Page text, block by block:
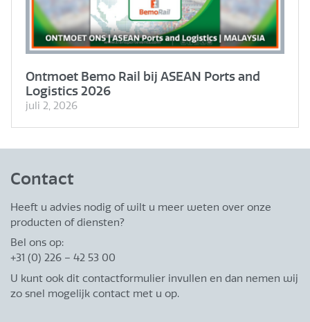
Ontmoet Bemo Rail bij ASEAN Ports and
Logistics 2026
juli 2, 2026
Contact
Heeft u advies nodig of wilt u meer weten over onze
producten of diensten?
Bel ons op:
+31 (0) 226 – 42 53 00
U kunt ook dit contactformulier invullen en dan nemen wij
zo snel mogelijk contact met u op.